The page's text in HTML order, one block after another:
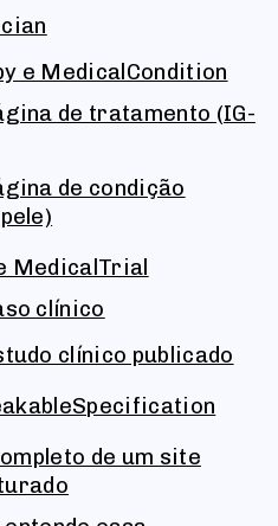
e MedicalCondition
de tratamento (IG-
de condição
MedicalTrial
clínico
clínico publicado
de um site